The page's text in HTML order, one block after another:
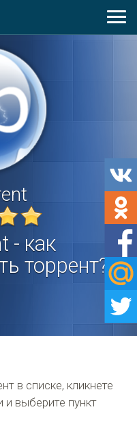
- как
торрент?
в списке, кликнете
выберите пункт